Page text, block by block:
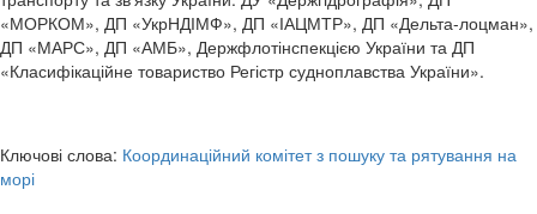
«МОРКОМ», ДП «УкрНДІМФ», ДП «ІАЦМТР», ДП «Дельта-лоцман»,
ДП «МАРС», ДП «АМБ», Держфлотінспекцією України та ДП
«Класифікаційне товариство Регістр судноплавства України».
Ключові слова: Координаційний комітет з пошуку та рятування на
морі